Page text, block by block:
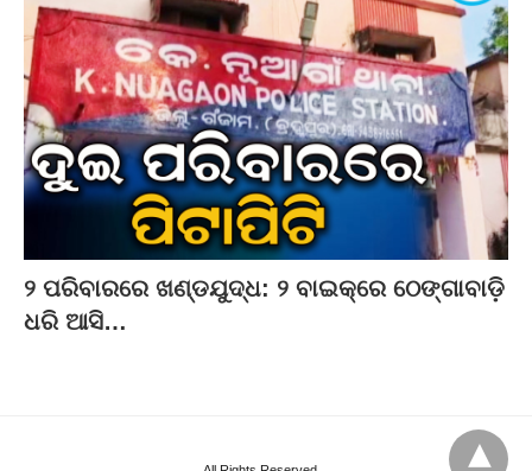
୨ ପରିବାରରେ ଖଣ୍ଡଯୁଦ୍ଧ: ୨ ବାଇକ୍‌ରେ ଠେଙ୍ଗାବାଡ଼ି
ଧରି ଆସି…